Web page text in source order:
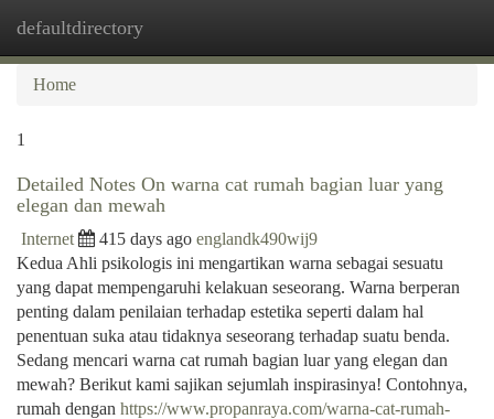
defaultdirectory
Home
1
Detailed Notes On warna cat rumah bagian luar yang
elegan dan mewah
Internet 415 days ago englandk490wij9
Kedua Ahli psikologis ini mengartikan warna sebagai sesuatu
yang dapat mempengaruhi kelakuan seseorang. Warna berperan
penting dalam penilaian terhadap estetika seperti dalam hal
penentuan suka atau tidaknya seseorang terhadap suatu benda.
Sedang mencari warna cat rumah bagian luar yang elegan dan
mewah? Berikut kami sajikan sejumlah inspirasinya! Contohnya,
rumah dengan https://www.propanraya.com/warna-cat-rumah-